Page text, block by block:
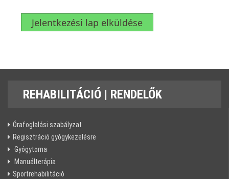
Jelentkezési lap elküldése
REHABILITÁCIÓ | RENDELŐK
Órafoglalási szabályzat
Regisztráció gyógykezelésre
Gyógytorna
Manuálterápia
Sportrehabilitáció